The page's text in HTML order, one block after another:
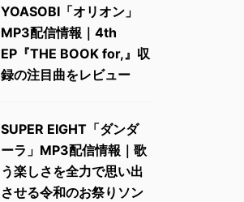
YOASOBI「オリオン」
MP3配信情報｜4th
EP『THE BOOK for,』収
録の注目曲をレビュー
SUPER EIGHT「ダンダ
ーラ」MP3配信情報｜歌
う楽しさを全力で思い出
させる令和のお祭りソン